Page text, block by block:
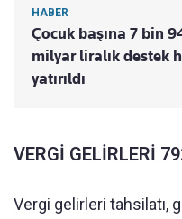
HABER
Çocuk başına 7 bin
milyar liralık destek
yatırıldı
VERGİ GELİRLERİ
Vergi gelirleri tahsilatı,